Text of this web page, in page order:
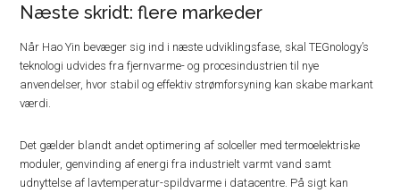
Næste skridt: flere markeder
Når Hao Yin bevæger sig ind i næste udviklingsfase, skal TEGnology’s
teknologi udvides fra fjernvarme- og procesindustrien til nye
anvendelser, hvor stabil og effektiv strømforsyning kan skabe markant
værdi.
Det gælder blandt andet optimering af solceller med termoelektriske
moduler, genvinding af energi fra industrielt varmt vand samt
udnyttelse af lavtemperatur-spildvarme i datacentre. På sigt kan